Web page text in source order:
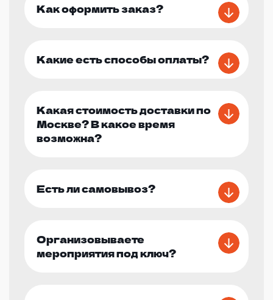
Как оформить заказ?
Какие есть способы оплаты?
Какая стоимость доставки по
Москве? В какое время
возможна?
Есть ли самовывоз?
Организовываете
мероприятия под ключ?